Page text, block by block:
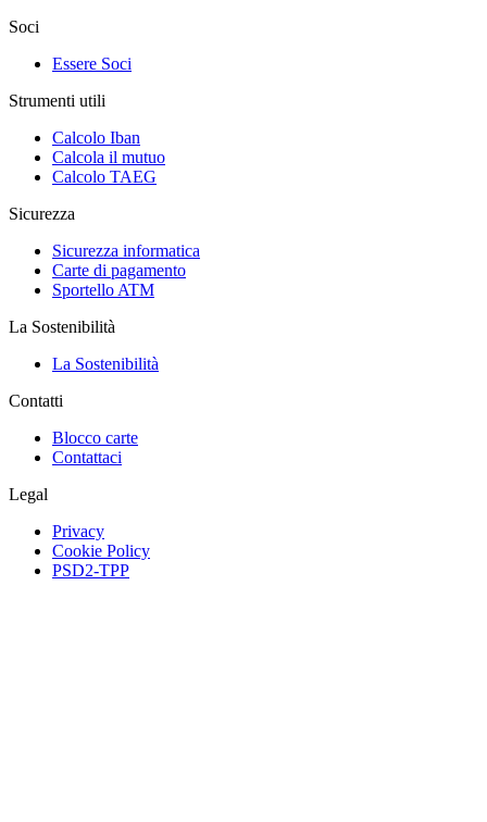
Soci
Essere Soci
Strumenti utili
Calcolo Iban
Calcola il mutuo
Calcolo TAEG
Sicurezza
Sicurezza informatica
Carte di pagamento
Sportello ATM
La Sostenibilità
La Sostenibilità
Contatti
Blocco carte
Contattaci
Legal
Privacy
Cookie Policy
PSD2-TPP